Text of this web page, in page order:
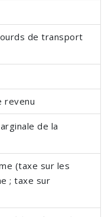
de transport
revenu
de la
(taxe sur les
; taxe sur